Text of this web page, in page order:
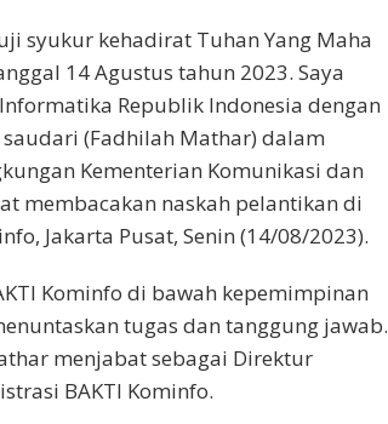
syukur kehadirat Tuhan Yang Maha
14 Agustus tahun 2023. Saya
Republik Indonesia dengan
(Fadhilah Mathar) dalam
Kementerian Komunikasi dan
membacakan naskah pelantikan di
Jakarta Pusat, Senin (14/08/2023).
Kominfo di bawah kepemimpinan
tugas dan tanggung jawab.
menjabat sebagai Direktur
BAKTI Kominfo.